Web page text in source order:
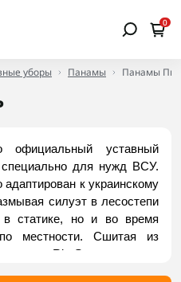
0
уборы Панамы Панамы
уставный
специально для нужд ВСУ.
к украинскому
силуэт в лесостепи
в статике, но и во время
по местности. Сшитая из
Rip-Stop, панама